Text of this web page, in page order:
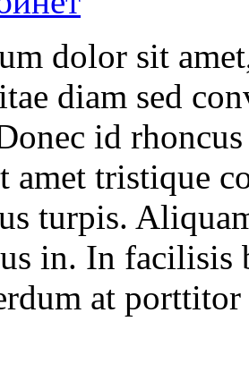
dolor sit
diam sed
id
amet tristique
turpis.
in. In facilisis
at